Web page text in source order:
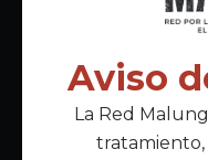
Acepto la
Aviso
La Red